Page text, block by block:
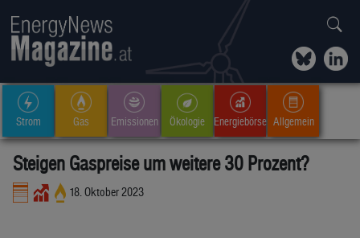
Strom Gas Emissionen Ökologie Energiebörse Allgemein
Steigen Gaspreise um weitere 30 Prozent?
18. Oktober 2023